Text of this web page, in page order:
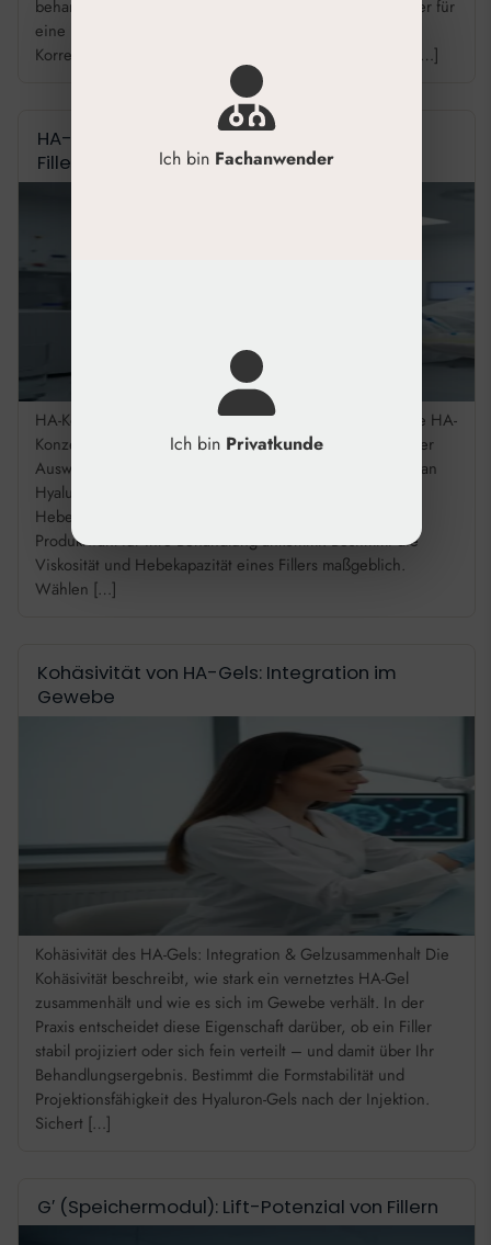
behandelt erfolgreicher. Wählen Sie monophasische Filler für
eine homogene, weiche Verteilung bei oberflächlichen
Korrekturen. Nutzen Sie biphasische Filler mit Partikeln […]
HA-Konzentration (mg/ml): Qualität bei
Fillern
HA-Konzentration (mg/ml): Relevanz für Dermal Filler Die HA-
Konzentration in mg/ml ist ein zentraler Parameter bei der
Auswahl von Dermal Fillern. Sie zeigt den Gesamtgehalt an
Hyaluronsäure und wirkt sich direkt auf Viskosität und
Hebekapazität aus. Wir erläutern, worauf es bei der
Produktwahl für Ihre Behandlung ankommt. Bestimmt die
Viskosität und Hebekapazität eines Fillers maßgeblich.
Wählen […]
Kohäsivität von HA-Gels: Integration im
Gewebe
Kohäsivität des HA-Gels: Integration & Gelzusammenhalt Die
Kohäsivität beschreibt, wie stark ein vernetztes HA-Gel
zusammenhält und wie es sich im Gewebe verhält. In der
Praxis entscheidet diese Eigenschaft darüber, ob ein Filler
stabil projiziert oder sich fein verteilt – und damit über Ihr
Behandlungsergebnis. Bestimmt die Formstabilität und
Projektionsfähigkeit des Hyaluron-Gels nach der Injektion.
Sichert […]
G′ (Speichermodul): Lift-Potenzial von Fillern
Ich bin Fachanwender
Ich bin Privatkunde